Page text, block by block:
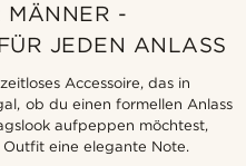
- Z
JEDEN ANLASS
Accessoire, das in
ob du einen formellen Anlass
aufpeppen möchtest,
eine elegante Note.